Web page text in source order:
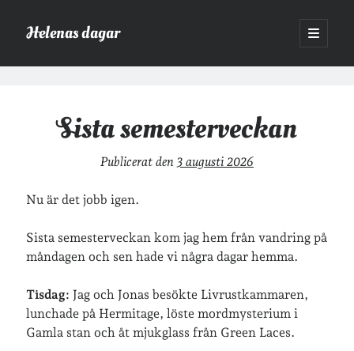
Helenas dagar
öppna
primär
Sidopanel
Hej!
Jag heter Helena och är mamma till Ava och Sander, fru till Jonas
och frontendutvecklare på Tieto. Jag tycker om läsande, skrivande,
geocaching, löpning och att dricka te.Mer om mig här.
»Om lösenordsskyddade inlägg
dagarSista semesterveckan
Publicerat den 3 augusti 2026
Nu är det jobb igen.
Sista semesterveckan kom jag hem från vandring på
måndagen och sen hade vi några dagar hemma.
Tisdag: Jag och Jonas besökte Livrustkammaren,
lunchade på Hermitage, löste mordmysterium i
Gamla stan och åt mjukglass från Green Laces.